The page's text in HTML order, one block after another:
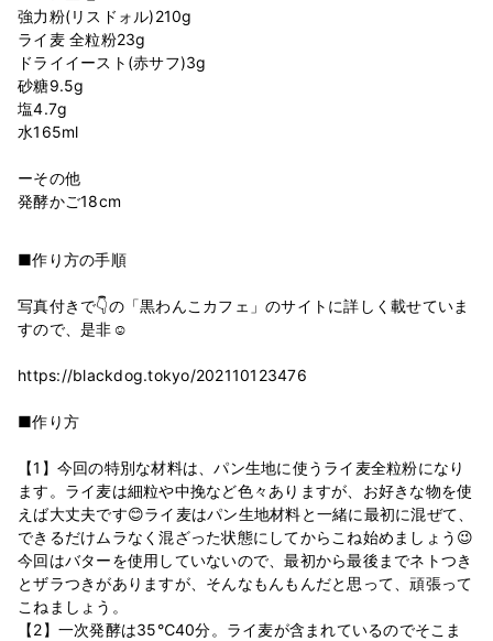
強力粉(リスドォル)210g
ライ麦 全粒粉23g
ドライイースト(赤サフ)3g
砂糖9.5g
塩4.7g
水165ml
ーその他
■作り方の手順
写真付きで👇の「黒わんこカフェ」のサイトに詳しく載せていま
すので、是非☺️
https://blackdog.tokyo/202110123476
■作り方
【1】今回の特別な材料は、パン生地に使うライ麦全粒粉になり
ます。ライ麦は細粒や中挽など色々ありますが、お好きな物を使
えば大丈夫です😊ライ麦はパン生地材料と一緒に最初に混ぜて、
できるだけムラなく混ざった状態にしてからこね始めましょう😉
今回はバターを使用していないので、最初から最後までネトつき
とザラつきがありますが、そんなもんもんだと思って、頑張って
こねましょう。
【2】一次発酵は35℃40分。ライ麦が含まれているのでそこま